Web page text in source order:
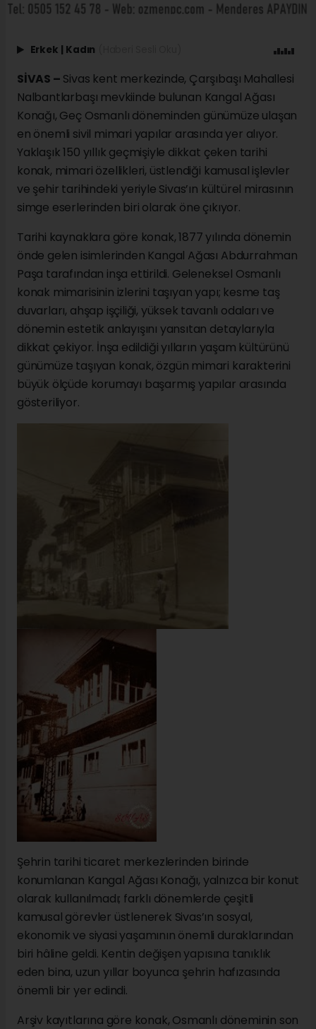
Erkek Kadın
SİVAS – Sivas kent merkezinde, Çarşıbaşı Mahallesi
Nalbantlarbaşı mevkiinde bulunan Kangal Ağası
Konağı, Geç Osmanlı döneminden günümüze ulaşan
en önemli sivil mimari yapılar arasında yer alıyor.
Yaklaşık 150 yıllık geçmişiyle dikkat çeken tarihi
konak, mimari özellikleri, üstlendiği kamusal işlevler
ve şehir tarihindeki yeriyle Sivas’ın kültürel mirasının
simge eserlerinden biri olarak öne çıkıyor.
Tarihi kaynaklara göre konak, 1877 yılında dönemin
önde gelen isimlerinden Kangal Ağası Abdurrahman
Paşa tarafından inşa ettirildi. Geleneksel Osmanlı
konak mimarisinin izlerini taşıyan yapı; kesme taş
duvarları, ahşap işçiliği, yüksek tavanlı odaları ve
dönemin estetik anlayışını yansıtan detaylarıyla
dikkat çekiyor. İnşa edildiği yılların yaşam kültürünü
günümüze taşıyan konak, özgün mimari karakterini
büyük ölçüde korumayı başarmış yapılar arasında
gösteriliyor.
Şehrin tarihi ticaret merkezlerinden birinde
konumlanan Kangal Ağası Konağı, yalnızca bir konut
olarak kullanılmadı; farklı dönemlerde çeşitli
kamusal görevler üstlenerek Sivas’ın sosyal,
ekonomik ve siyasi yaşamının önemli duraklarından
biri hâline geldi. Kentin değişen yapısına tanıklık
eden bina, uzun yıllar boyunca şehrin hafızasında
önemli bir yer edindi.
Arşiv kayıtlarına göre konak, Osmanlı döneminin son